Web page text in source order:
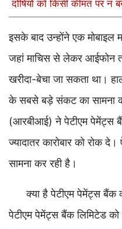
दोषियों को किसी कीमत पर न
इसके बाद उन्होंने एक मोबाइल
जहां माचिस से लेकर आईफोन
खरीदा-बेचा जा सकता था।
के सबसे बड़े संकट का सामना
(आरबीआई) ने पेटीएम पेमेंट्स
ज्यादातर कारोबार को रोक
सामना कर रही है।
क्या है पेटीएम पेमेंट्स बैंक
पेटीएम पेमेंट्स बैंक लिमिटेड को